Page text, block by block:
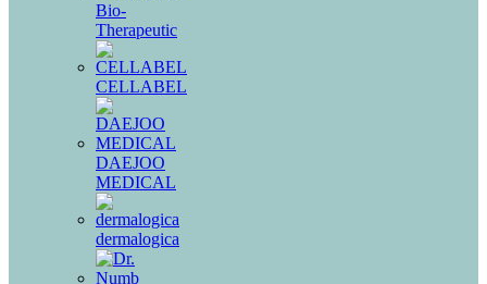
Bio-
Therapeutic
CELLABEL
DAEJOO
MEDICAL
dermalogica